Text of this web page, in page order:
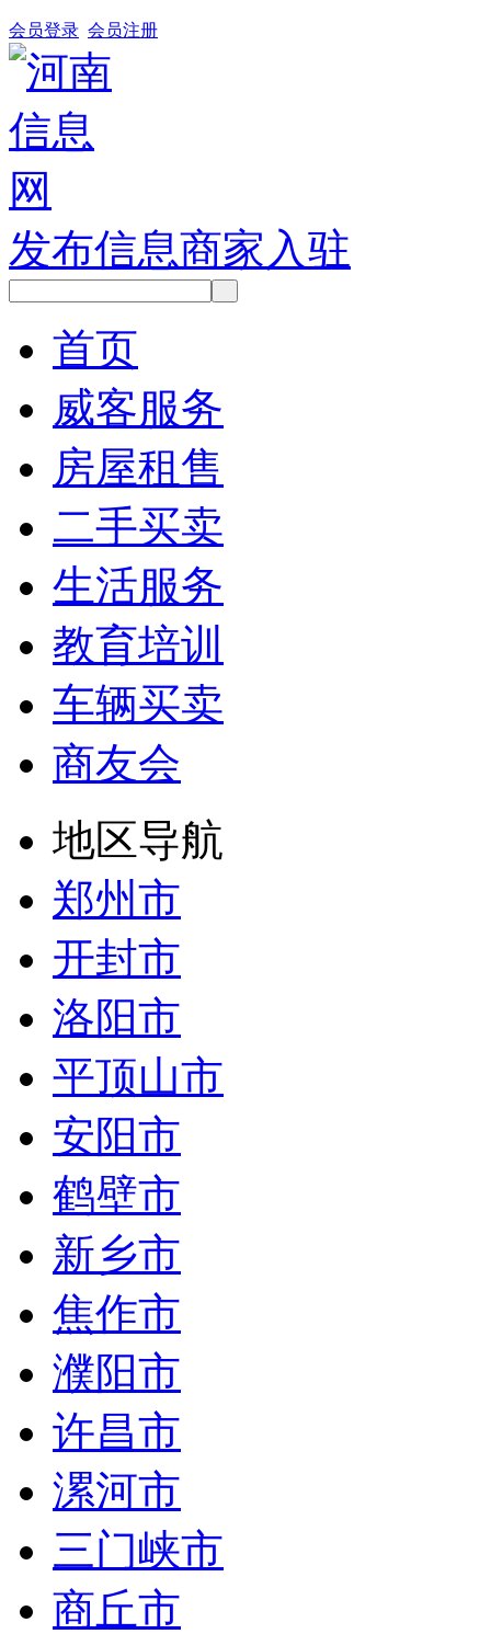
会员登录 会员注册
发布信息商家入驻
首页
威客服务
房屋租售
二手买卖
生活服务
教育培训
车辆买卖
商友会
地区导航
郑州市
开封市
洛阳市
平顶山市
安阳市
鹤壁市
新乡市
焦作市
濮阳市
许昌市
漯河市
三门峡市
商丘市